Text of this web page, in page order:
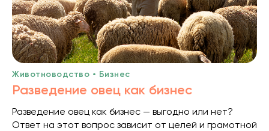
Животноводство • Бизнес
Разведение овец как бизнес
Разведение овец как бизнес — выгодно или нет?
Ответ на этот вопрос зависит от целей и грамотной